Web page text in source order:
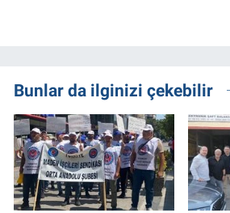
Bunlar da ilginizi çekebilir